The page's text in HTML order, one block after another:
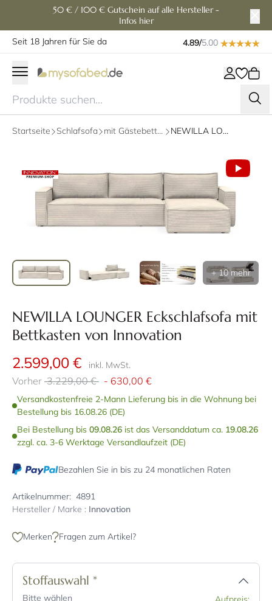
50 € / 100 € Gutschein auf alle Hersteller -
Infos hier
Seit 18 Jahren für Sie da
4.89/5.00
Startseite Schlafsofa mit Gästebettfunktion NEWILLA LOUNGER Eckschlafsofa mit Bettkasten von Innovation
+ 10 mehr
NEWILLA LOUNGER Eckschlafsofa mit
Bettkasten von Innovation
2.599,00 €
inkl. MwSt.
Vorher 3.229,00 € - 630,00 €
Versandkostenfreie 2-Mann Lieferung bis in die Wohnung bei
Bestellung bis 16.08.26 (DE)
Bei Bestellung bis 09.08.26 ist das Versanddatum ca. 19.08.26
zzgl. ca. 3-6 Werktage Versandlaufzeit (DE)
Bezahlen Sie in bis zu 24 monatlichen Raten
Artikelnummer: 4891
Hersteller / Marke : Innovation
Merken Fragen zum Artikel?
Stoffauswahl *
Bitte wählen